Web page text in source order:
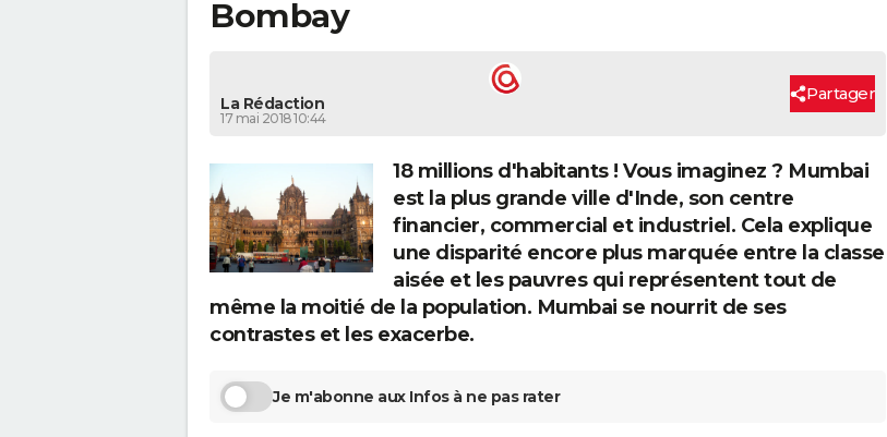
Bombay
La Rédaction
17 mai 2018 10:44
Partager
18 millions d'habitants ! Vous imaginez ? Mumbai
est la plus grande ville d'Inde, son centre
financier, commercial et industriel. Cela explique
une disparité encore plus marquée entre la classe
aisée et les pauvres qui représentent tout de
même la moitié de la population. Mumbai se nourrit de ses
contrastes et les exacerbe.
Je m'abonne aux Infos à ne pas rater